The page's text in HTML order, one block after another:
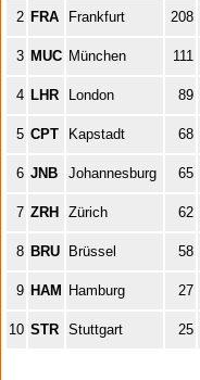
2 FRA Frankfurt 208
3 MUC München 111
4 LHR London 89
5 CPT Kapstadt 68
6 JNB Johannesburg 65
7 ZRH Zürich 62
8 BRU Brüssel 58
9 HAM Hamburg 27
10 STR Stuttgart 25